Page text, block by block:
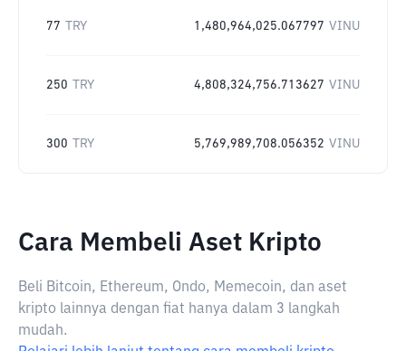
77 TRY 1,480,964,025.067797 VINU
250 TRY 4,808,324,756.713627 VINU
300 TRY 5,769,989,708.056352 VINU
Cara Membeli Aset Kripto
Beli Bitcoin, Ethereum, Ondo, Memecoin, dan aset
kripto lainnya dengan fiat hanya dalam 3 langkah
mudah.